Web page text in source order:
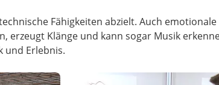
Fähigkeiten abzielt. Auch
erzeugt Klänge und kann sogar Musik
und Erlebnis.